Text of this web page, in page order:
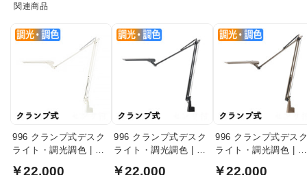
関連商品
996 クランプ式デスク
ライト・調光調色 | フ
￥22,000
996 クランプ式デスク
ライト・調光調色 | ブ
￥22,000
996 クランプ式デス
ライト・調光調色 | ラ
￥22,000